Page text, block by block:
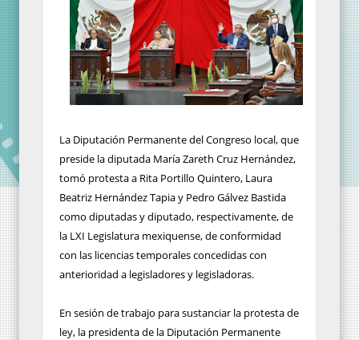
La Diputación Permanente del Congreso local, que
preside la diputada María Zareth Cruz Hernández,
tomó protesta a Rita Portillo Quintero, Laura
Beatriz Hernández Tapia y Pedro Gálvez Bastida
como diputadas y diputado, respectivamente, de
la LXI Legislatura mexiquense, de conformidad
con las licencias temporales concedidas con
anterioridad a legisladores y legisladoras.
En sesión de trabajo para sustanciar la protesta de
ley, la presidenta de la Diputación Permanente